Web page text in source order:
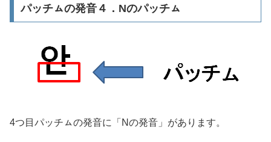
パッチㇺの発音４．Nのパッチㇺ
4つ目パッチㇺの発音に「Nの発音」があります。